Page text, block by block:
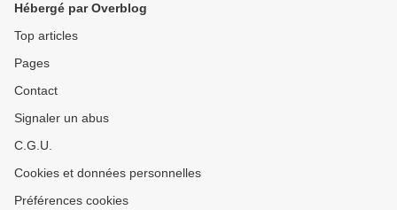
Hébergé par Overblog
Top articles
Pages
Contact
Signaler un abus
C.G.U.
Cookies et données personnelles
Préférences cookies